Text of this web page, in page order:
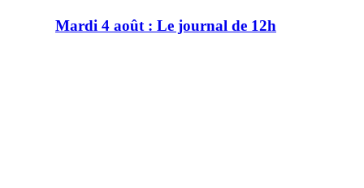
Mardi 4 août : Le journal de 12h